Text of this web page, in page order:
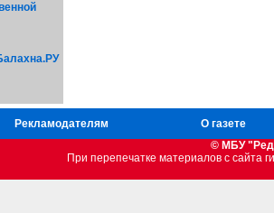
Рекламодателям
О газете
© МБУ
При перепечатке материалов c сайта